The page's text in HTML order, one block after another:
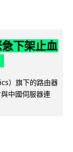
下架止血
）旗下的路由器
中國伺服器連